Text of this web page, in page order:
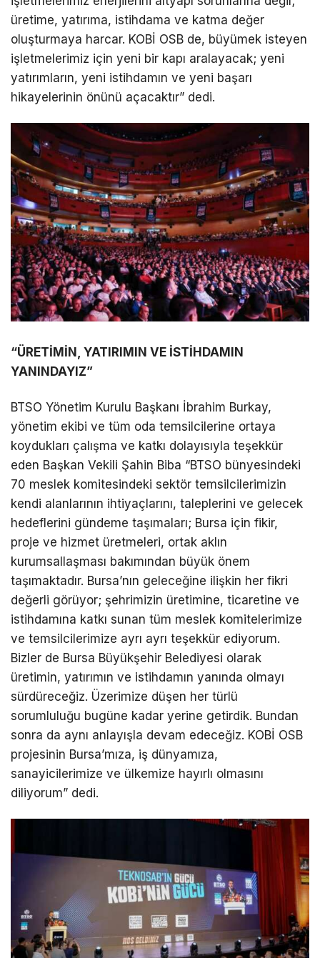
üretime, yatırıma, istihdama ve katma değer
oluşturmaya harcar. KOBİ OSB de, büyümek isteyen
işletmelerimiz için yeni bir kapı aralayacak; yeni
yatırımların, yeni istihdamın ve yeni başarı
hikayelerinin önünü açacaktır” dedi.
“ÜRETİMİN, YATIRIMIN VE İSTİHDAMIN
YANINDAYIZ”
BTSO Yönetim Kurulu Başkanı İbrahim Burkay,
yönetim ekibi ve tüm oda temsilcilerine ortaya
koydukları çalışma ve katkı dolayısıyla teşekkür
eden Başkan Vekili Şahin Biba “BTSO bünyesindeki
70 meslek komitesindeki sektör temsilcilerimizin
kendi alanlarının ihtiyaçlarını, taleplerini ve gelecek
hedeflerini gündeme taşımaları; Bursa için fikir,
proje ve hizmet üretmeleri, ortak aklın
kurumsallaşması bakımından büyük önem
taşımaktadır. Bursa’nın geleceğine ilişkin her fikri
değerli görüyor; şehrimizin üretimine, ticaretine ve
istihdamına katkı sunan tüm meslek komitelerimize
ve temsilcilerimize ayrı ayrı teşekkür ediyorum.
Bizler de Bursa Büyükşehir Belediyesi olarak
üretimin, yatırımın ve istihdamın yanında olmayı
sürdüreceğiz. Üzerimize düşen her türlü
sorumluluğu bugüne kadar yerine getirdik. Bundan
sonra da aynı anlayışla devam edeceğiz. KOBİ OSB
projesinin Bursa’mıza, iş dünyamıza,
sanayicilerimize ve ülkemize hayırlı olmasını
diliyorum” dedi.